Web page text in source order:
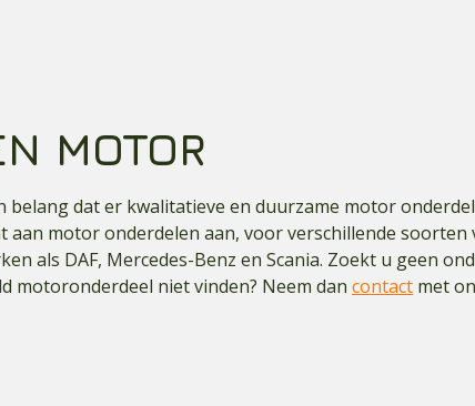
MOTOR
dat er kwalitatieve en duurzame motor
motor onderdelen aan, voor verschillende soorten
als DAF, Mercedes-Benz en Scania. Zoekt u geen
motoronderdeel niet vinden? Neem dan contact met